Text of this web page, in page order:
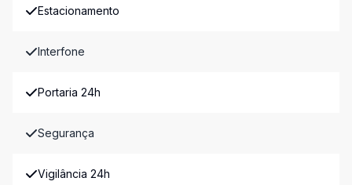
Estacionamento
Interfone
Portaria 24h
Segurança
Vigilância 24h